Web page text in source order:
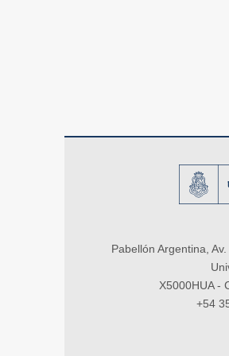
Pabellón Argentina,
X5000HUA -
+54